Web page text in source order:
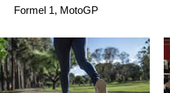
Formel 1, MotoGP